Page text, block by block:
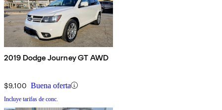
2019 Dodge Journey GT AWD
$9,100 Buena oferta
Incluye tarifas de conc.